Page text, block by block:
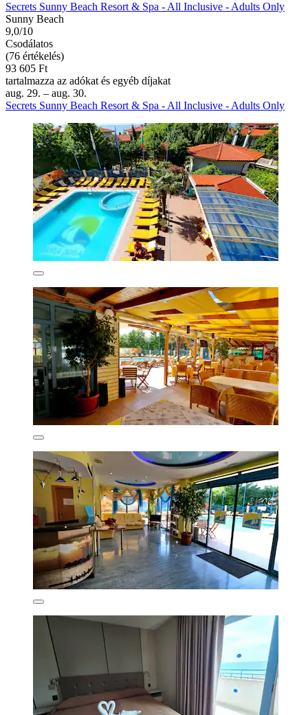
Secrets Sunny Beach Resort & Spa - All Inclusive - Adults Only
Sunny Beach
9,0/10
Csodálatos
(76 értékelés)
93 605 Ft
tartalmazza az adókat és egyéb díjakat
aug. 29. – aug. 30.
Secrets Sunny Beach Resort & Spa - All Inclusive - Adults Only